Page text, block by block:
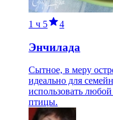
1 ч 5 4
Энчилада
Сытное, в меру
идеально для
использовать
птицы.